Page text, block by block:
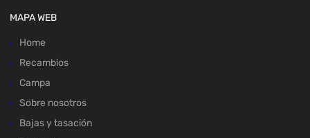
MAPA WEB
Home
Recambios
Campa
Sobre nosotros
Bajas y tasación